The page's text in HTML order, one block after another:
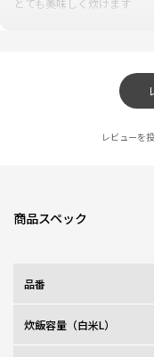
とても美味しく炊けます
ニックネーム：ご飯大好き
使い易さ
★★★★★
ニックネーム：たかさん さん
レビューを
商品スペック
品番
炊飯容量（白米L）